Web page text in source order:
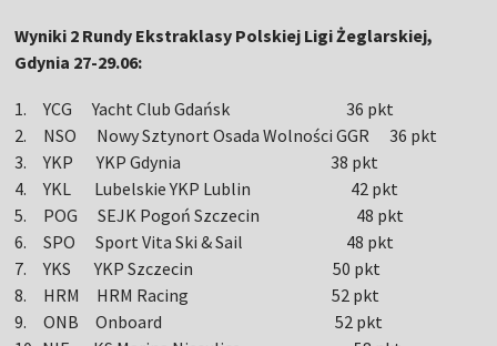
Wyniki 2 Rundy Ekstraklasy Polskiej Ligi Żeglarskiej,
Gdynia 27-29.06:
1. YCG Yacht Club Gdańsk 36 pkt
2. NSO Nowy Sztynort Osada Wolności GGR 36 pkt
3. YKP YKP Gdynia 38 pkt
4. YKL Lubelskie YKP Lublin 42 pkt
5. POG SEJK Pogoń Szczecin 48 pkt
6. SPO Sport Vita Ski & Sail 48 pkt
7. YKS YKP Szczecin 50 pkt
8. HRM HRM Racing 52 pkt
9. ONB Onboard 52 pkt